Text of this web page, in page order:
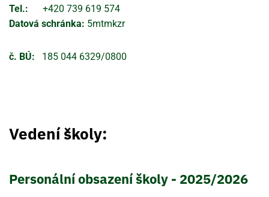
Tel.:
+420 739 619 574
Datová schránka: 5mtmkzr
č. BÚ: 185 044 6329/0800
Vedení školy:
Personální obsazení školy - 2025/2026